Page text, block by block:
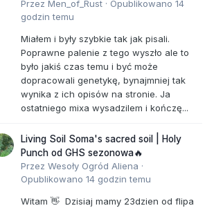
Przez Men_of_Rust · Opublikowano 14
godzin temu
Miałem i były szybkie tak jak pisali.
Poprawne palenie z tego wyszło ale to
było jakiś czas temu i być może
dopracowali genetykę, bynajmniej tak
wynika z ich opisów na stronie. Ja
ostatniego mixa wysadzilem i kończę...
Living Soil Soma's sacred soil | Holy
Punch od GHS sezonowa🔥
Przez Wesoły Ogród Aliena ·
Opublikowano 14 godzin temu
Witam 👋 Dzisiaj mamy 23dzien od flipa